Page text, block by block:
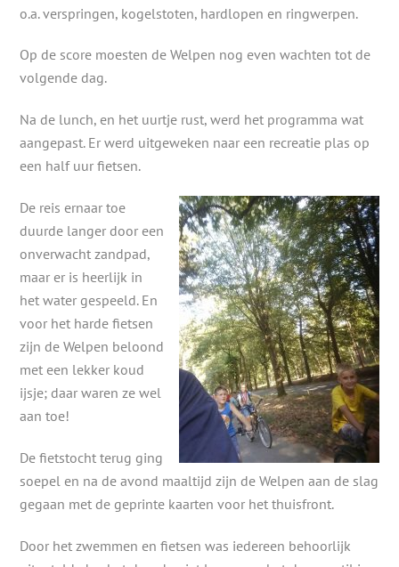
o.a. verspringen, kogelstoten, hardlopen en ringwerpen.
Op de score moesten de Welpen nog even wachten tot de
volgende dag.
Na de lunch, en het uurtje rust, werd het programma wat
aangepast. Er werd uitgeweken naar een recreatie plas op
een half uur fietsen.
De reis ernaar toe
duurde langer door een
onverwacht zandpad,
maar er is heerlijk in
het water gespeeld. En
voor het harde fietsen
zijn de Welpen beloond
met een lekker koud
ijsje; daar waren ze wel
aan toe!
De fietstocht terug ging
soepel en na de avond maaltijd zijn de Welpen aan de slag
gegaan met de geprinte kaarten voor het thuisfront.
Door het zwemmen en fietsen was iedereen behoorlijk